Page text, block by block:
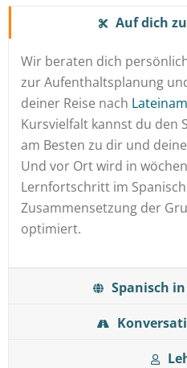
Auf dich
Wir beraten dich
zur Aufenthaltsplanung
deiner Reise nach
Kursvielfalt kannst du den
am Besten zu dir und
Und vor Ort wird in
Lernfortschritt im
Zusammensetzung der
optimiert.
Spanisch